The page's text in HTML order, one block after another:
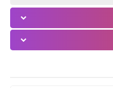
لم تفتح
ضمن نطاق صور